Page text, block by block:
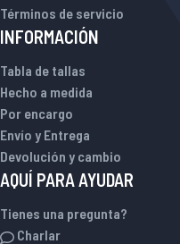
Términos de servicio
INFORMACIÓN
Tabla de tallas
Hecho a medida
Por encargo
Envío y Entrega
Devolución y cambio
AQUÍ PARA AYUDAR
Tienes una pregunta?
Charlar